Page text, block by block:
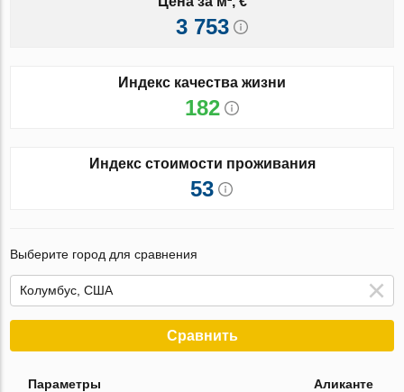
3 753
Индекс качества жизни
182
Индекс стоимости проживания
53
Выберите город для сравнения
Сравнить
Параметры Аликанте